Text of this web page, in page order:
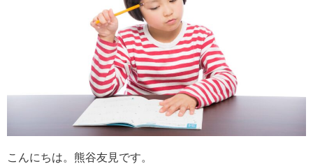
こんにちは。熊谷友見です。